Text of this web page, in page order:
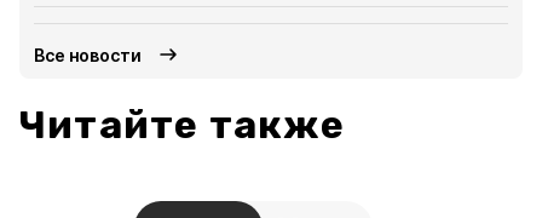
Все новости
Читайте также